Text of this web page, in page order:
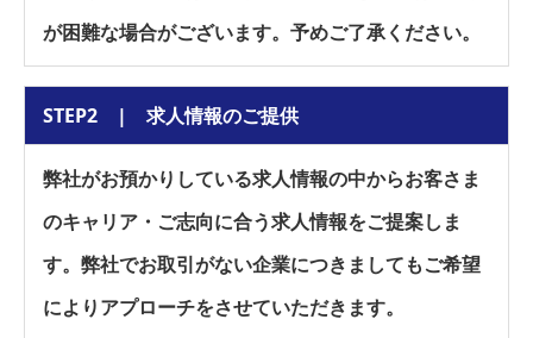
が困難な場合がございます。予めご了承ください。
STEP2 | 求人情報のご提供
弊社がお預かりしている求人情報の中からお客さま
のキャリア・ご志向に合う求人情報をご提案しま
す。弊社でお取引がない企業につきましてもご希望
によりアプローチをさせていただきます。